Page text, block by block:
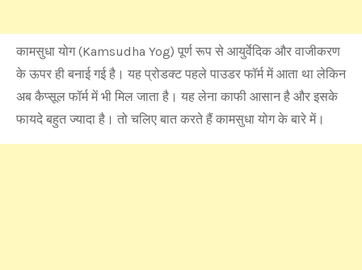
कामसुधा योग (Kamsudha Yog) पूर्ण रूप से आयुर्वेदिक और वाजीकरण
के ऊपर ही बनाई गई है। यह प्रोडक्ट पहले पाउडर फॉर्म में आता था लेकिन
अब कैप्सूल फॉर्म में भी मिल जाता है। यह लेना काफी आसान है और इसके
फायदे बहुत ज्यादा है। तो चलिए बात करते हैं कामसुधा योग के बारे में।